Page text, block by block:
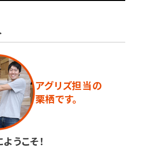
アグリズ担当の
栗栖です。
うこそ！